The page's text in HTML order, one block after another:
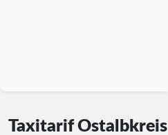
Taxitarif Ostalbkreis